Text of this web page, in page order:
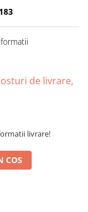
de livrare,
livrare!
COS